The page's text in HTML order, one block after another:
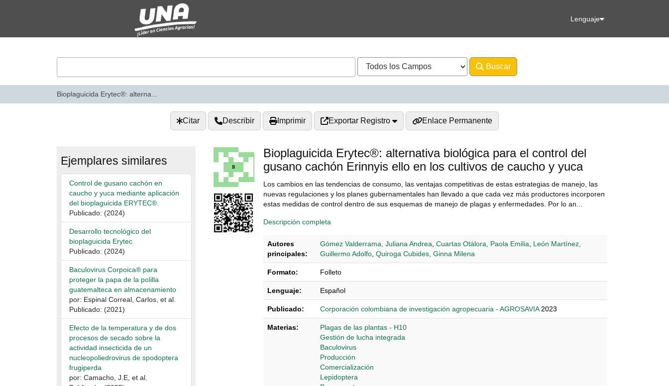
Lenguaje
Buscar
Bioplaguicida Erytec®: alterna...
Citar Describir Imprimir Exportar Registro Enlace Permanente
Bioplaguicida Erytec®: alternativa biológica para el control del
gusano cachón Erinnyis ello en los cultivos de caucho y yuca
Los cambios en las tendencias de consumo, las ventajas competitivas de estas estrategias de manejo, las
nuevas regulaciones y los planes gubernamentales han llevado a que cada vez más productores incorporen
estas medidas de control dentro de sus esquemas de manejo de plagas y enfermedades. Por lo an...
Descripción completa
Autores
principales:
Gómez Valderrama, Juliana Andrea, Cuartas Otálora, Paola Emilia, León Martínez,
Guillermo Adolfo, Quiroga Cubides, Ginna Milena
Formato: Folleto
Lenguaje: Español
Publicado: Corporación colombiana de investigación agropecuaria - AGROSAVIA 2023
Materias:
Plagas de las plantas - H10
Gestión de lucha integrada
Baculovirus
Producción
Comercialización
Lepidoptera
Ejemplares similares
Control de gusano cachón en
caucho y yuca mediante aplicación
del bioplaguicida ERYTEC®.
Publicado: (2024)
Desarrollo tecnológico del
bioplaguicida Erytec
Publicado: (2024)
Baculovirus Corpoica® para
proteger la papa de la polilla
guatemalteca en almacenamiento
por: Espinal Correal, Carlos, et al.
Publicado: (2021)
Efecto de la temperatura y de dos
procesos de secado sobre la
actividad insecticida de un
nucleopoliedrovirus de spodoptera
frugiperda
por: Camacho, J.E, et al.